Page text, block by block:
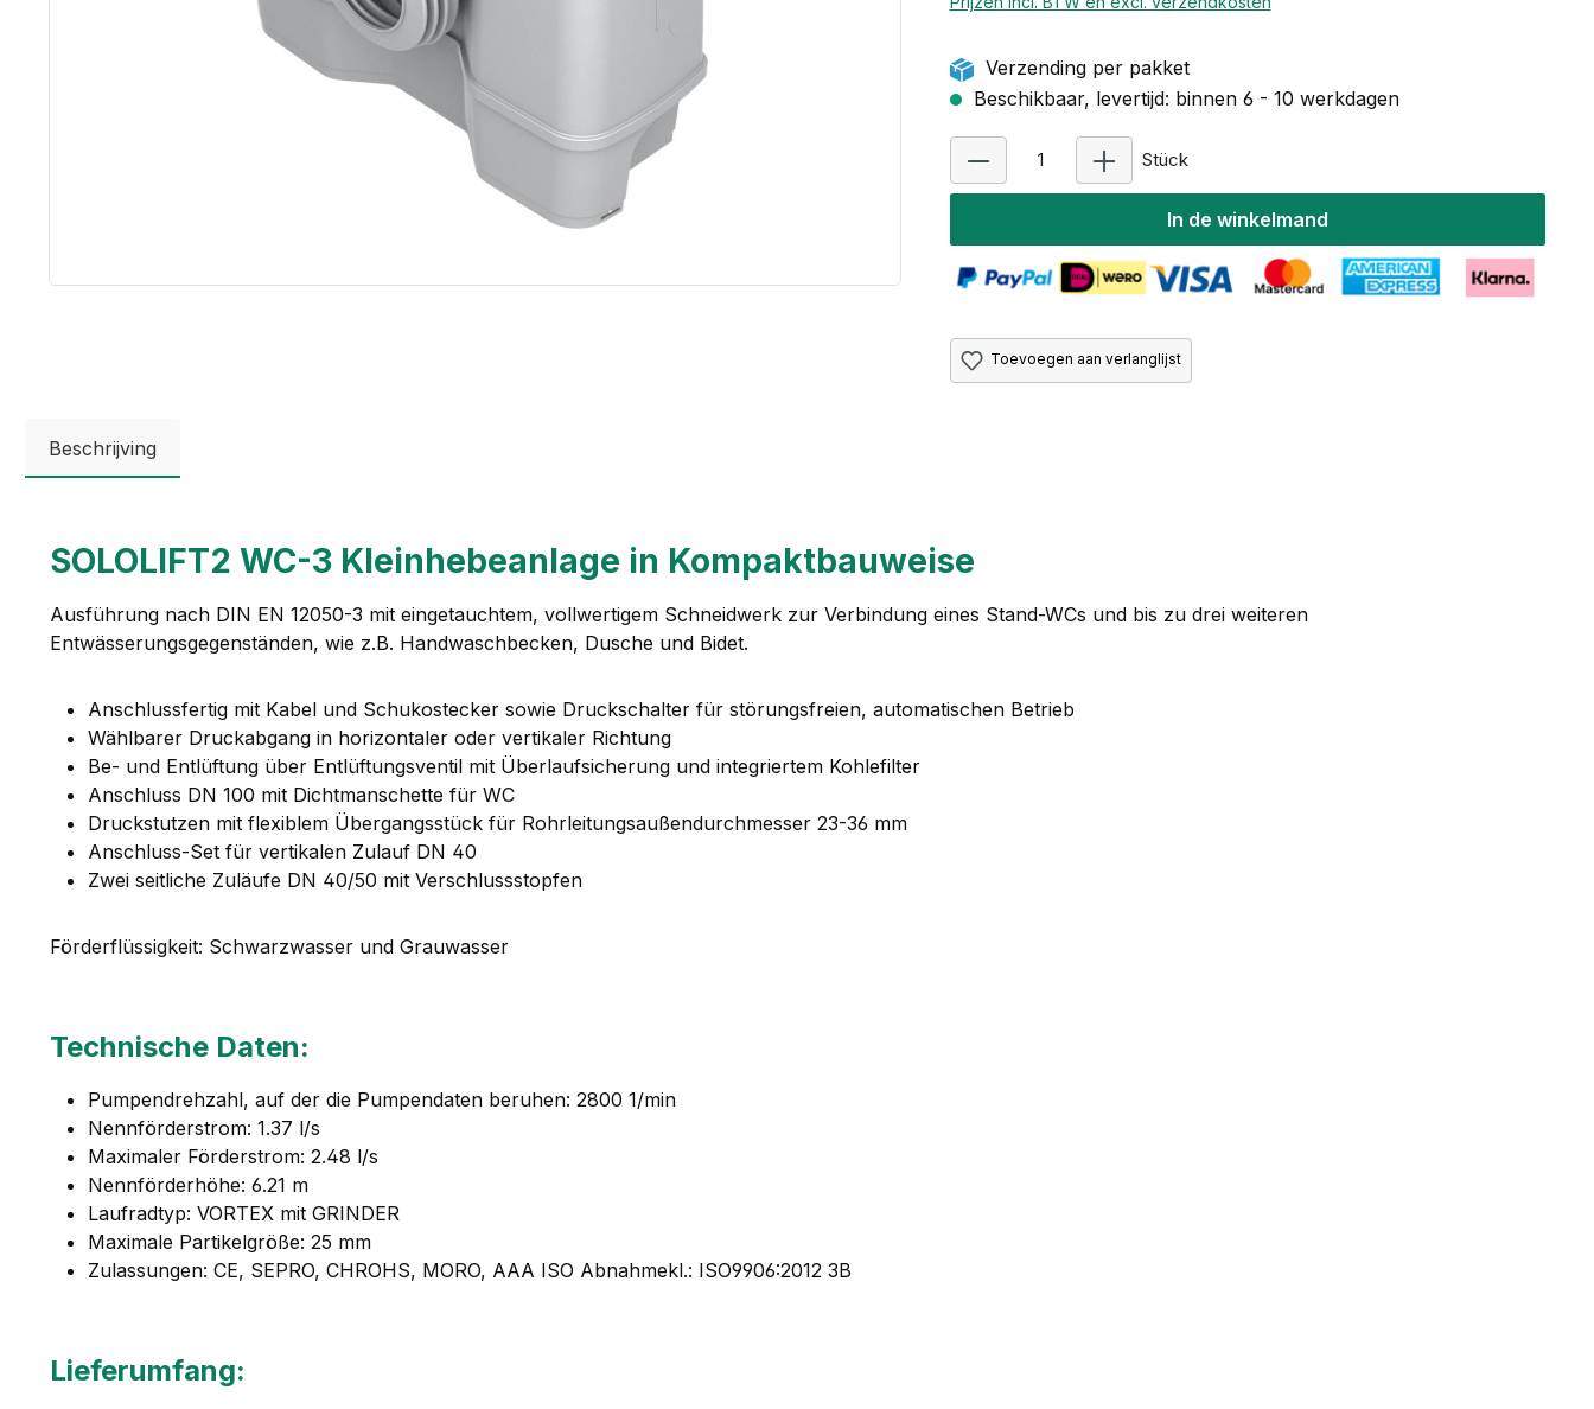
Verzending per pakket
Beschikbaar, levertijd: binnen 6 - 10 werkdagen
Stück
In de winkelmand
Toevoegen aan verlanglijst
Beschrijving
SOLOLIFT2 WC-3 Kleinhebeanlage in Kompaktbauweise
Ausführung nach DIN EN 12050-3 mit eingetauchtem, vollwertigem Schneidwerk zur Verbindung eines Stand-WCs und bis zu drei weiteren
Entwässerungsgegenständen, wie z.B. Handwaschbecken, Dusche und Bidet.
Anschlussfertig mit Kabel und Schukostecker sowie Druckschalter für störungsfreien, automatischen Betrieb
Wählbarer Druckabgang in horizontaler oder vertikaler Richtung
Be- und Entlüftung über Entlüftungsventil mit Überlaufsicherung und integriertem Kohlefilter
Anschluss DN 100 mit Dichtmanschette für WC
Druckstutzen mit flexiblem Übergangsstück für Rohrleitungsaußendurchmesser 23-36 mm
Anschluss-Set für vertikalen Zulauf DN 40
Zwei seitliche Zuläufe DN 40/50 mit Verschlussstopfen
Förderflüssigkeit: Schwarzwasser und Grauwasser
Technische Daten:
Pumpendrehzahl, auf der die Pumpendaten beruhen: 2800 1/min
Nennförderstrom: 1.37 l/s
Maximaler Förderstrom: 2.48 l/s
Nennförderhöhe: 6.21 m
Laufradtyp: VORTEX mit GRINDER
Maximale Partikelgröße: 25 mm
Zulassungen: CE, SEPRO, CHROHS, MORO, AAA ISO Abnahmekl.: ISO9906:2012 3B
Lieferumfang: